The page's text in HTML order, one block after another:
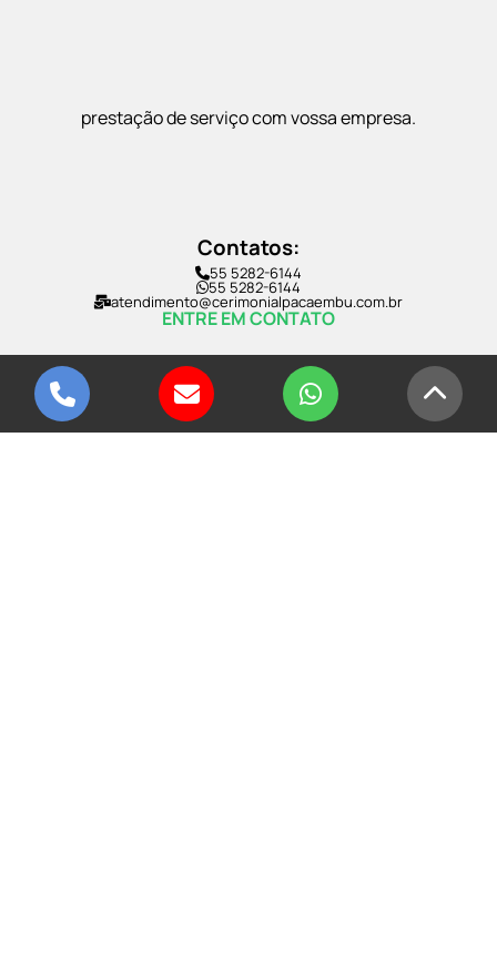
prestação de serviço com vossa empresa.
Contatos:
55 5282-6144
55 5282-6144
atendimento@cerimonialpacaembu.com.br
ENTRE EM CONTATO